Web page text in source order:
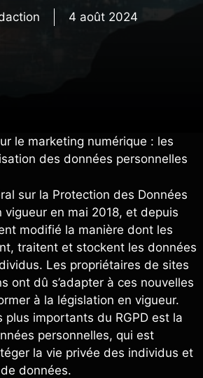
4 août 2024
le marketing numérique : les
des données personnelles
sur la Protection des Données
vigueur en mai 2018, et depuis
modifié la manière dont les
traitent et stockent les données
Les propriétaires de sites
ont dû s’adapter à ces nouvelles
à la législation en vigueur.
plus importants du RGPD est la
personnelles, qui est
la vie privée des individus et
données.